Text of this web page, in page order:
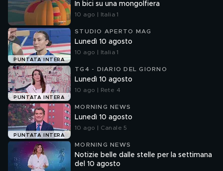
In bici su una mongolfiera
10 ago | Italia 1
PUNTATA INTERA
STUDIO APERTO MAG
Lunedì 10 agosto
10 ago | Italia 1
PUNTATA INTERA
TG4 - DIARIO DEL GIORNO
Lunedì 10 agosto
10 ago | Rete 4
PUNTATA INTERA
MORNING NEWS
Lunedì 10 agosto
10 ago | Canale 5
MORNING NEWS
Notizie belle dalle stelle per la settimana
del 10 agosto